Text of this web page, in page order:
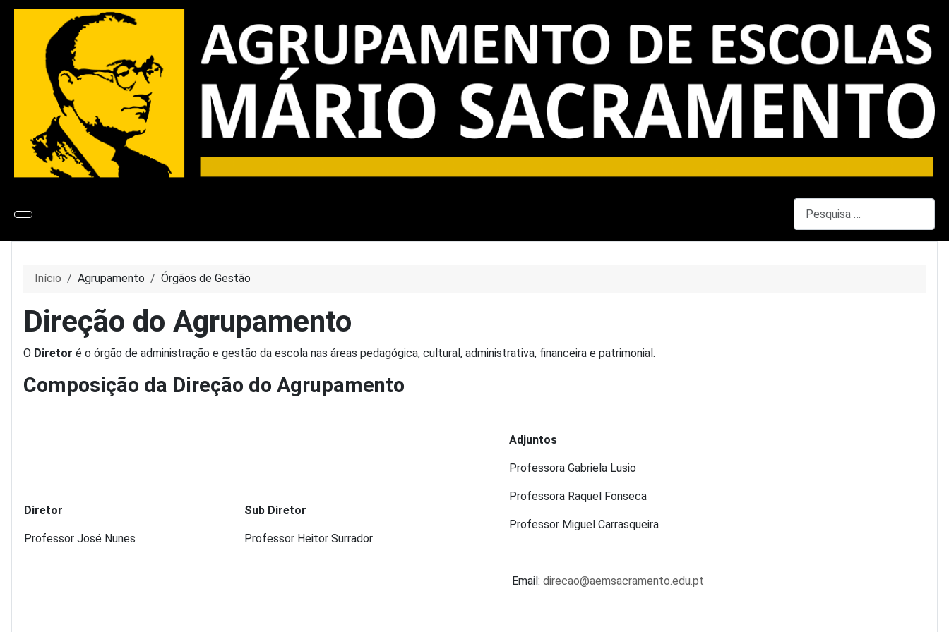
Início Agrupamento Órgãos de Gestão
Direção do Agrupamento
O Diretor é o órgão de administração e gestão da escola nas áreas pedagógica, cultural, administrativa, financeira e patrimonial.
Composição da Direção do Agrupamento
Diretor
Professor José Nunes
Sub Diretor
Professor Heitor Surrador
Adjuntos
Professora Gabriela Lusio
Professora Raquel Fonseca
Professor Miguel Carrasqueira
Email: direcao@aemsacramento.edu.pt